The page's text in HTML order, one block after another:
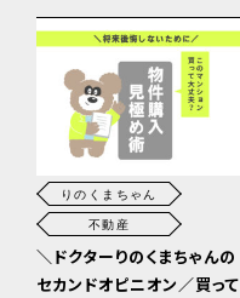
りのくまちゃん
不動産
＼ドクターりのくまちゃんの
セカンドオピニオン／買って